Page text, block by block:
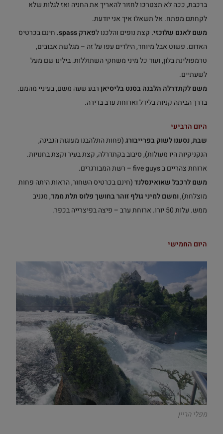
ברכבת, ככה לא תצטרכו לחזור להאריך את החניה ואז לגלות שלא
לקחתם מפתח. אל תשאלו איך אני יודעת.
משם לאגם שלוכזי. קצת נופים והלכנו לפארק spass.
חינם בכרטיס
האדום. פשוט אבל מיוחד, הילדים עפו על זה – מגלשת אבובים,
טרמפולינת בלון, ועוד כל מיני משחקי השתוללות. בילינו שם מעל
לשעתיים.
משם לקתדרלה הלבנה בסנט בליסיאןרבע שעה משם, בעיניי מהמם.
בדרך הביתה קניות בלידל וארוחת ערב בדירה.
היום הרביעי
שבת, נסענו לשוק בפרייבורג(פחות התלהבנו מעוגות הגבינה,
הנקניקיות היו מעולות), סיבוב בקתדרלה, קצת בעיר וקצת בחנויות.
ארוחת צהריים ב five guys – רשת המבורגרים.
משם לרכבל שאואינסלנד(חינם בכרטיס השחור, הראות היתה פחות
מוצלחת),ומשם למיני גולף זוהר בחושך פלוס תלת ממד, מגניב
ממש. עלות 50 יורו. ארוחת ערב – פיצה בפיצרייה בכפר.
היום החמישי
מפלי הריין